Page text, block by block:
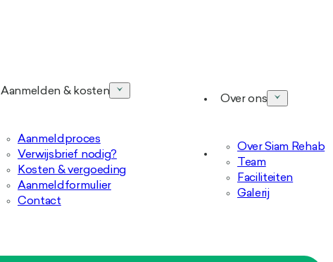
Aanmelden & kosten
Aanmeldproces
Verwijsbrief nodig?
Kosten & vergoeding
Aanmeldformulier
Contact
Over ons
Over Siam Rehab
Team
Faciliteiten
Galerij